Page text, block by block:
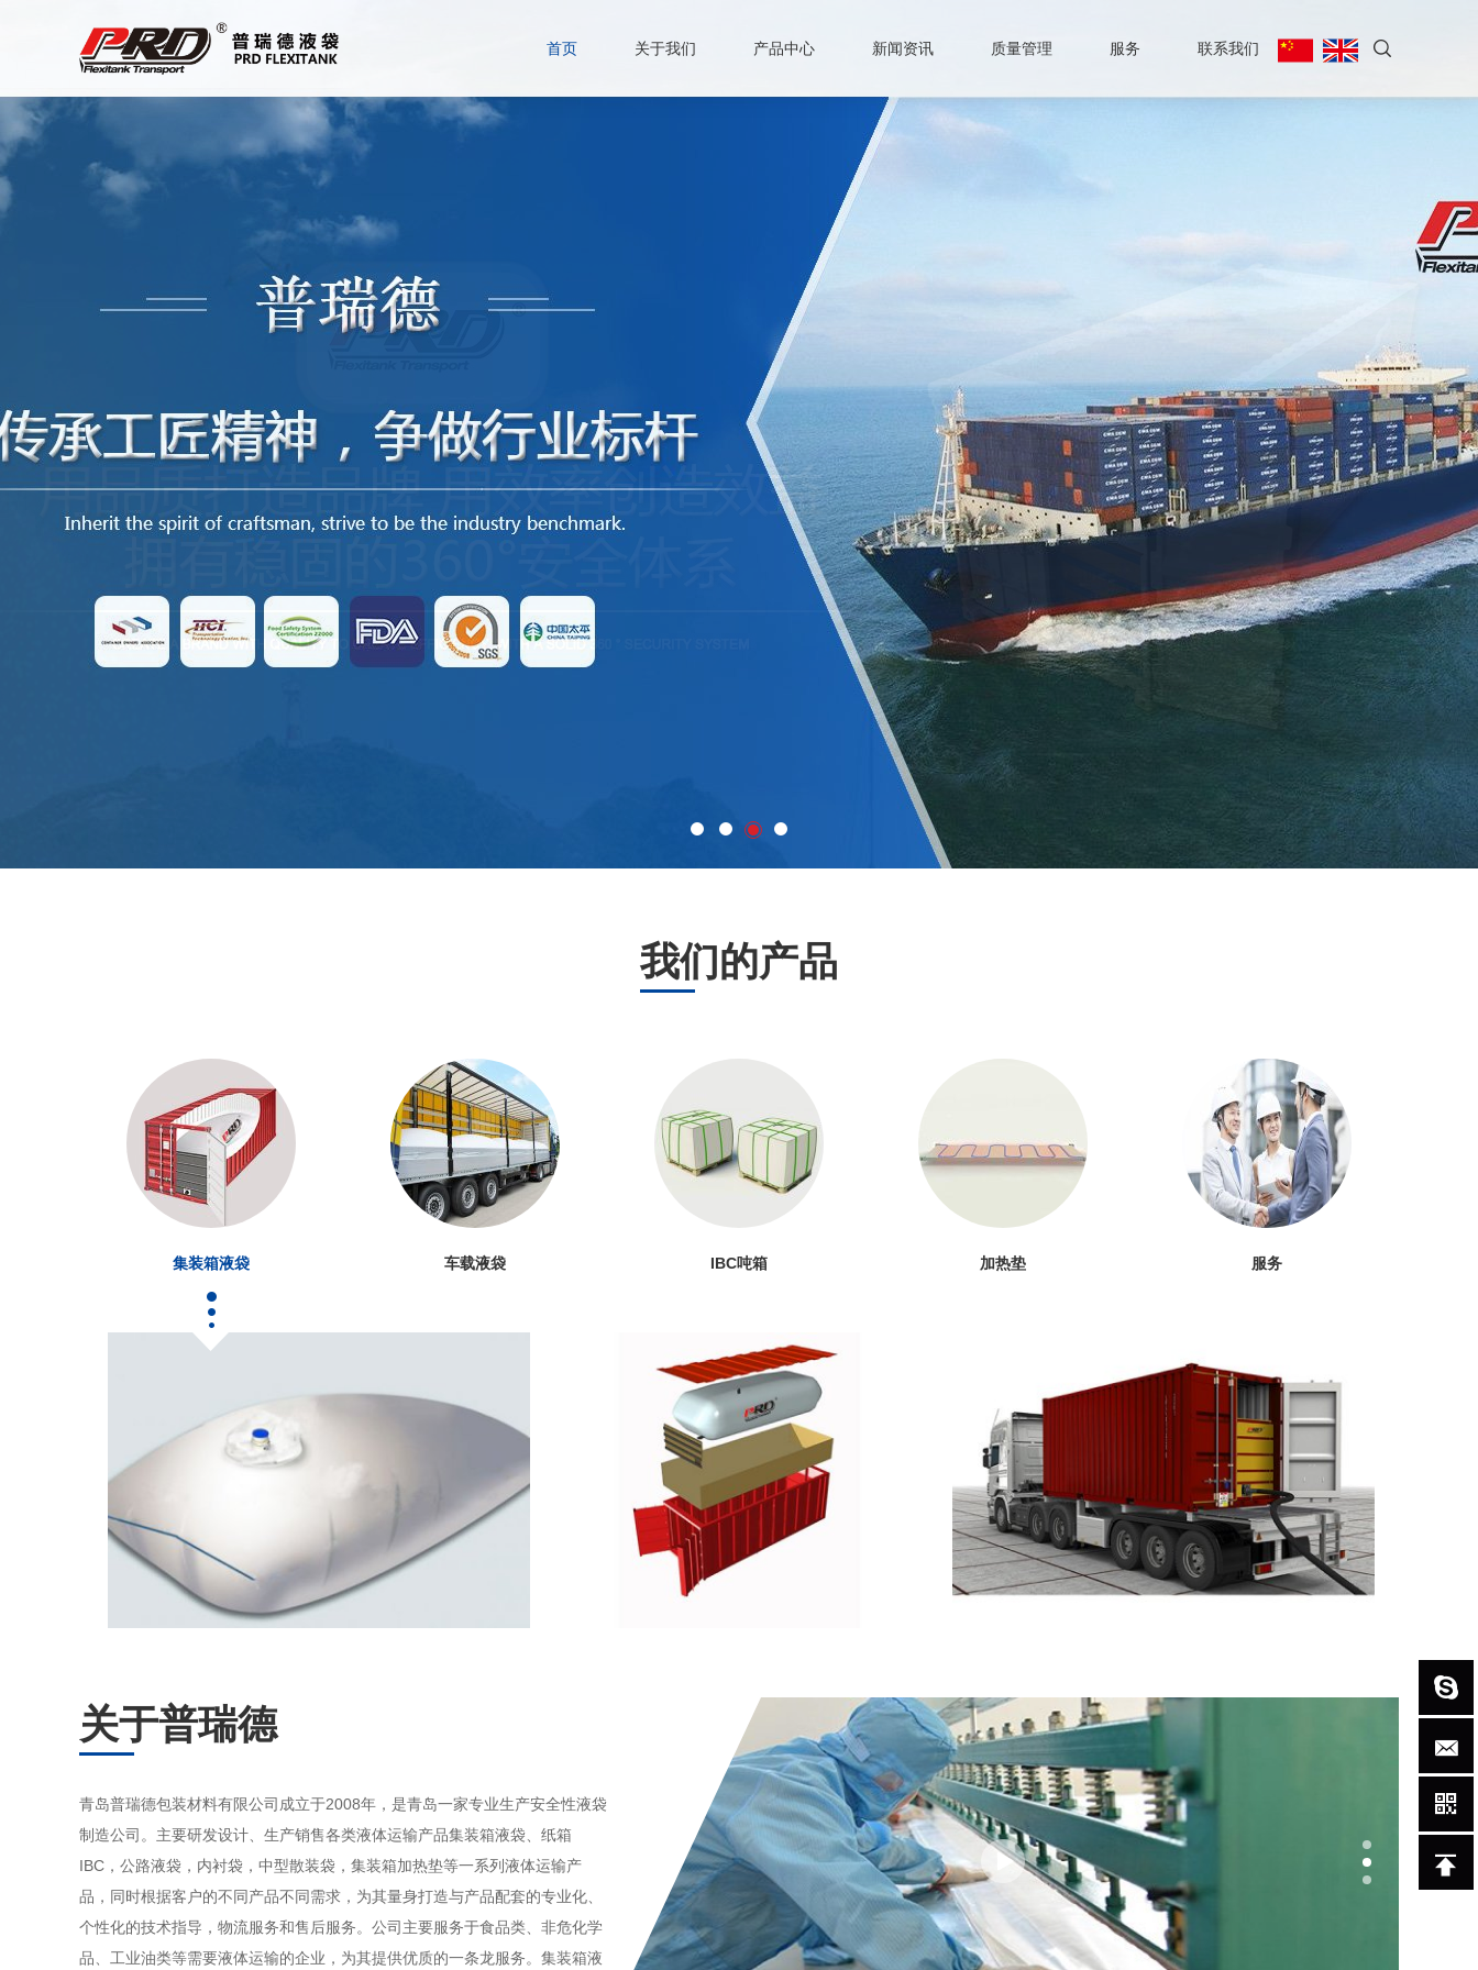
首页 关于我们 产品中心 新闻资讯 质量管理 服务 联系我们
我们的产品
集装箱液袋 车载液袋 IBC吨箱 加热垫 服务
关于普瑞德
青岛普瑞德包装材料有限公司成立于2008年，是青岛一家专业生产安全性液袋
制造公司。主要研发设计、生产销售各类液体运输产品集装箱液袋、纸箱
IBC，公路液袋，内衬袋，中型散装袋，集装箱加热垫等一系列液体运输产
品，同时根据客户的不同产品不同需求，为其量身打造与产品配套的专业化、
个性化的技术指导，物流服务和售后服务。公司主要服务于食品类、非危化学
品、工业油类等需要液体运输的企业，为其提供优质的一条龙服务。集装箱液